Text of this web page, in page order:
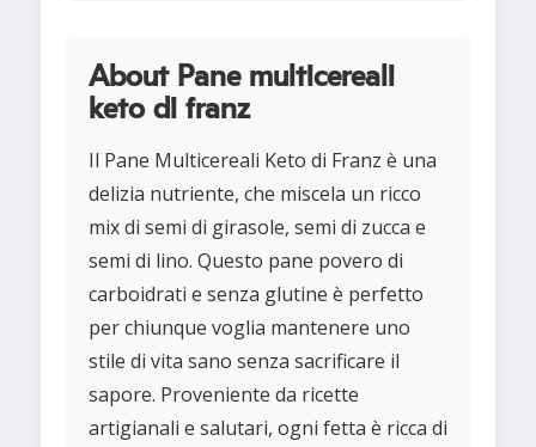
About Pane multicereali
keto di franz
Il Pane Multicereali Keto di Franz è una
delizia nutriente, che miscela un ricco
mix di semi di girasole, semi di zucca e
semi di lino. Questo pane povero di
carboidrati e senza glutine è perfetto
per chiunque voglia mantenere uno
stile di vita sano senza sacrificare il
sapore. Proveniente da ricette
artigianali e salutari, ogni fetta è ricca di